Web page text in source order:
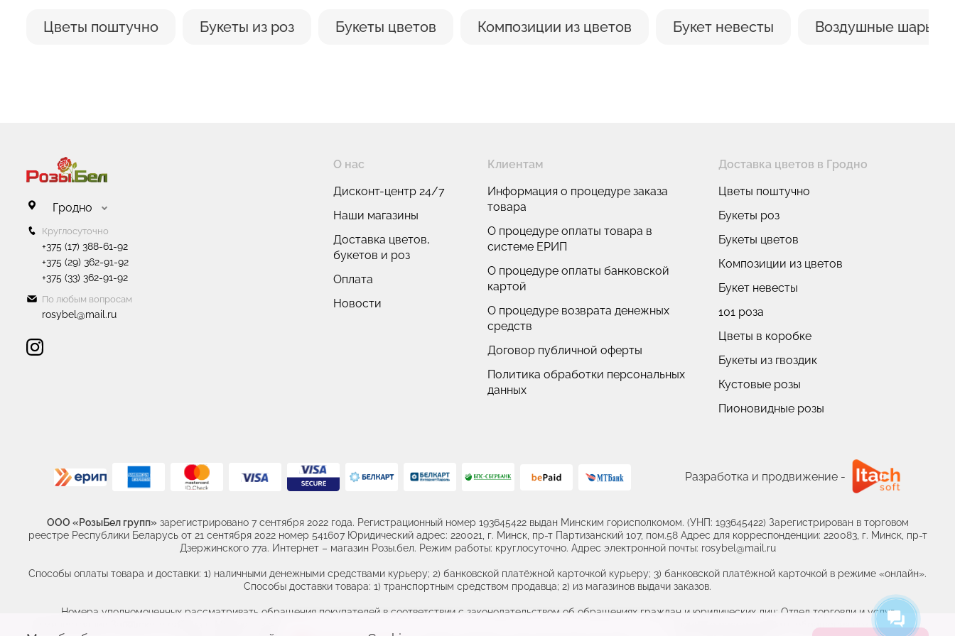
Цветы поштучно Букеты из роз Букеты цветов Композиции из цветов Букет невесты Воздушные шары
Гродно
Круглосуточно
+375 (17) 388-61-92
+375 (29) 362-91-92
+375 (33) 362-91-92
По любым вопросам
rosybel@mail.ru
О нас
Дисконт-центр 24/7
Наши магазины
Доставка цветов,
букетов и роз
Оплата
Новости
Клиентам
Информация о процедуре заказа
товара
О процедуре оплаты товара в
системе ЕРИП
О процедуре оплаты банковской
картой
О процедуре возврата денежных
средств
Договор публичной оферты
Политика обработки персональных
данных
Доставка цветов в Гродно
Цветы поштучно
Букеты роз
Букеты цветов
Композиции из цветов
Букет невесты
101 роза
Цветы в коробке
Букеты из гвоздик
Кустовые розы
Пионовидные розы
Разработка и продвижение -
ООО «РозыБел групп» зарегистрировано 7 сентября 2022 года. Регистрационный номер 193645422 выдан Минским горисполкомом. (УНП: 193645422) Зарегистрирован в торговом
реестре Республики Беларусь от 21 сентября 2022 номер 541607 Юридический адрес: 220021, г. Минск, пр-т Партизанский 107, пом.58 Адрес для корреспонденции: 220083, г. Минск, пр-т
Дзержинского 77а. Интернет – магазин Розы.бел. Режим работы: круглосуточно. Адрес электронной почты: rosybel@mail.ru
Способы оплаты товара и доставки: 1) наличными денежными средствами курьеру; 2) банковской платёжной карточкой курьеру; 3) банковской платёжной карточкой в режиме «онлайн».
Способы доставки товара: 1) транспортным средством продавца; 2) из магазинов выдачи заказов.
Номера уполномоченных рассматривать обращения покупателей в соответствии с законодательством об обращениях граждан и юридических лиц: Отдел торговли и услуг
администрации Заводского района г. Минска. +375 (17) 389 26 46, +375 (17) 389 26 45 Номер и адрес электронной почты лица, уполномоченного рассматривать обращения покупателей о